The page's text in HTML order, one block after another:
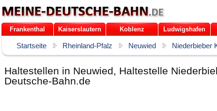
Frankenthal Kaiserslautern Koblenz Ludwigshafen
Startseite Rheinland-Pfalz Neuwied Niederbieber
Haltestellen in Neuwied, Haltestelle
Deutsche-Bahn.de